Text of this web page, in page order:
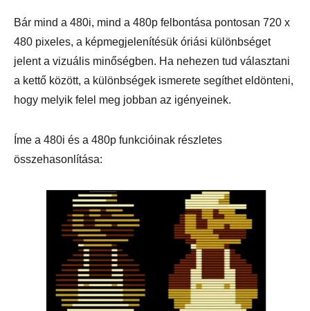
Bár mind a 480i, mind a 480p felbontása pontosan 720 x
480 pixeles, a képmegjelenítésük óriási különbséget
jelent a vizuális minőségben. Ha nehezen tud választani
a kettő között, a különbségek ismerete segíthet eldönteni,
hogy melyik felel meg jobban az igényeinek.
Íme a 480i és a 480p funkcióinak részletes
összehasonlítása: